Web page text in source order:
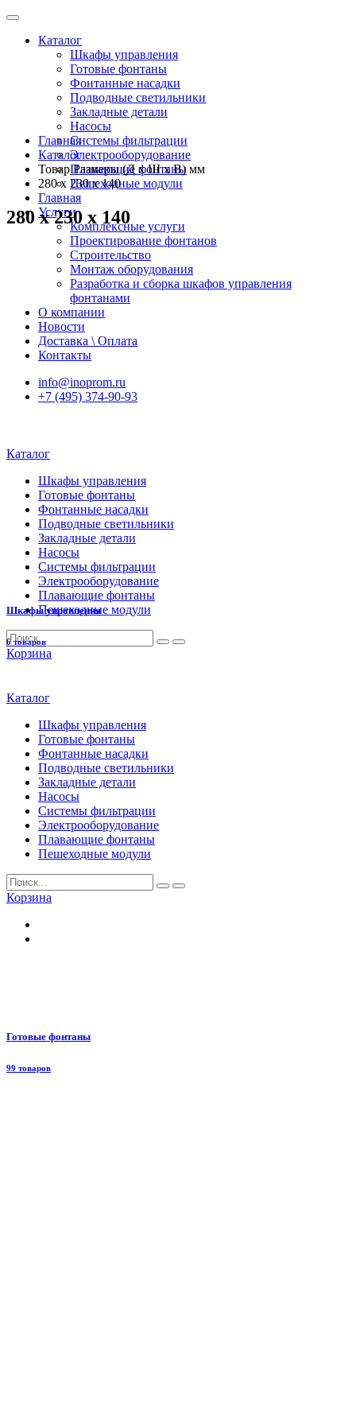
Каталог
Шкафы управления
Готовые фонтаны
Фонтанные насадки
Подводные светильники
Закладные детали
Насосы
Системы фильтрации
Электрооборудование
Плавающие фонтаны
Пешеходные модули
Главная
Услуги
Комплексные услуги
Проектирование фонтанов
Строительство
Монтаж оборудования
Разработка и сборка шкафов управления
фонтанами
О компании
Новости
Доставка \ Оплата
Контакты
info@inoprom.ru
+7 (495) 374-90-93
Каталог
Шкафы управления
Готовые фонтаны
Фонтанные насадки
Подводные светильники
Закладные детали
Насосы
Системы фильтрации
Электрооборудование
Плавающие фонтаны
Пешеходные модули
Корзина
Каталог
Шкафы управления
Готовые фонтаны
Фонтанные насадки
Подводные светильники
Закладные детали
Насосы
Системы фильтрации
Электрооборудование
Плавающие фонтаны
Пешеходные модули
Корзина
Главная
Каталог
Товар Размеры (Д х Ш х В) мм
280 х 230 х 140
280 х 230 х 140
Шкафы управления
6 товаров
Готовые фонтаны
99 товаров